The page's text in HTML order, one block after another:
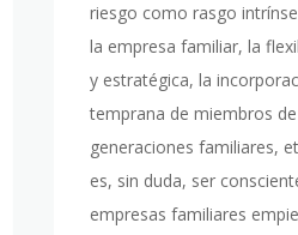
riesgo como rasgo
la empresa familiar, la
y estratégica, la
temprana de miembros
generaciones familiares,
es, sin duda, ser
empresas familiares